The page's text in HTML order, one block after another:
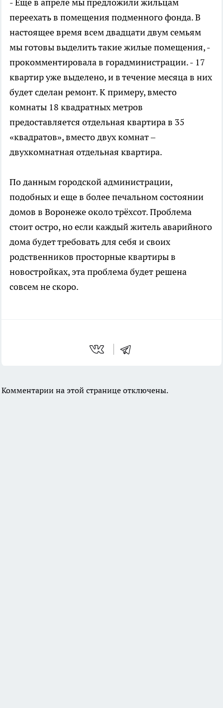
переехать в помещения подменного фонда. В
настоящее время всем двадцати двум семьям
мы готовы выделить такие жилые помещения, -
прокомментировала в горадминистрации. - 17
квартир уже выделено, и в течение месяца в них
будет сделан ремонт. К примеру, вместо
комнаты 18 квадратных метров
предоставляется отдельная квартира в 35
«квадратов», вместо двух комнат –
двухкомнатная отдельная квартира.
По данным городской администрации,
подобных и еще в более печальном состоянии
домов в Воронеже около трёхсот. Проблема
стоит остро, но если каждый житель аварийного
дома будет требовать для себя и своих
родственников просторные квартиры в
новостройках, эта проблема будет решена
совсем не скоро.
Комментарии на этой странице отключены.